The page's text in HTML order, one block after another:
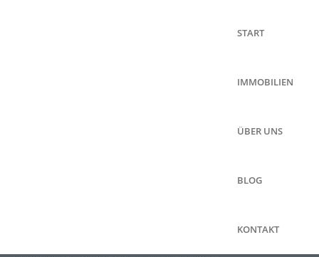
START
IMMOBILIEN
ÜBER UNS
BLOG
KONTAKT